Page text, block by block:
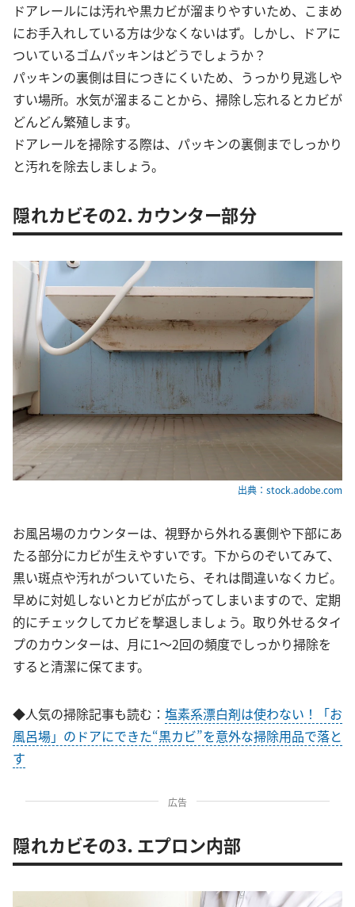
ドアレールには汚れや黒カビが溜まりやすいため、こまめ
にお手入れしている方は少なくないはず。しかし、ドアに
ついているゴムパッキンはどうでしょうか？
パッキンの裏側は目につきにくいため、うっかり見逃しや
すい場所。水気が溜まることから、掃除し忘れるとカビが
どんどん繁殖します。
ドアレールを掃除する際は、パッキンの裏側までしっかり
と汚れを除去しましょう。
隠れカビその2．カウンター部分
出典：stock.adobe.com
お風呂場のカウンターは、視野から外れる裏側や下部にあ
たる部分にカビが生えやすいです。下からのぞいてみて、
黒い斑点や汚れがついていたら、それは間違いなくカビ。
早めに対処しないとカビが広がってしまいますので、定期
的にチェックしてカビを撃退しましょう。取り外せるタイ
プのカウンターは、月に1〜2回の頻度でしっかり掃除を
すると清潔に保てます。
◆人気の掃除記事も読む： 塩素系漂白剤は使わない！「お
風呂場」のドアにできた“黒カビ”を意外な掃除用品で落と
す
広告
隠れカビその3．エプロン内部